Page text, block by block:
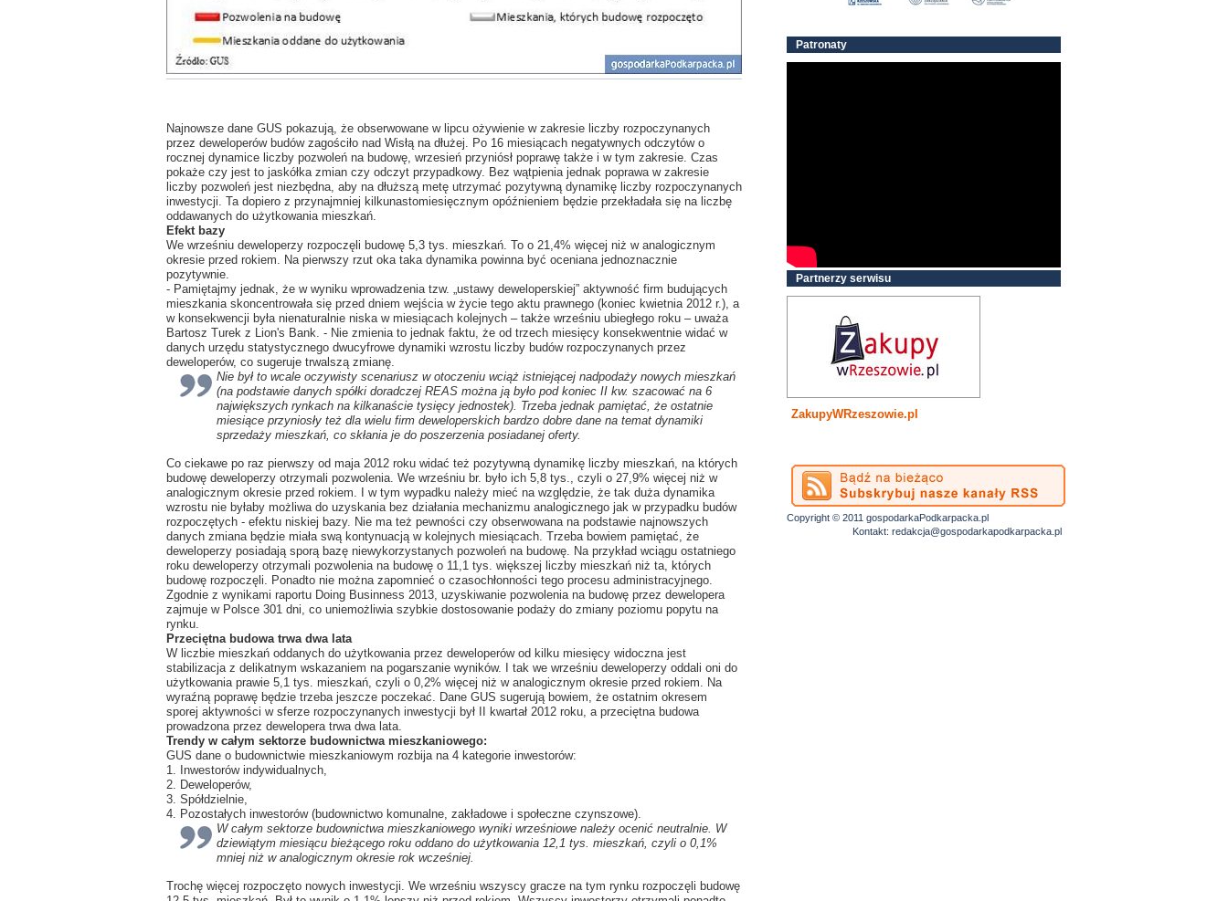
Najnowsze dane GUS pokazują, że obserwowane w lipcu ożywienie w zakresie liczby rozpoczynanych
przez deweloperów budów zagościło nad Wisłą na dłużej. Po 16 miesiącach negatywnych odczytów o
rocznej dynamice liczby pozwoleń na budowę, wrzesień przyniósł poprawę także i w tym zakresie. Czas
pokaże czy jest to jaskółka zmian czy odczyt przypadkowy. Bez wątpienia jednak poprawa w zakresie
liczby pozwoleń jest niezbędna, aby na dłuższą metę utrzymać pozytywną dynamikę liczby rozpoczynanych
inwestycji. Ta dopiero z przynajmniej kilkunastomiesięcznym opóźnieniem będzie przekładała się na liczbę
oddawanych do użytkowania mieszkań.
Efekt bazy
We wrześniu deweloperzy rozpoczęli budowę 5,3 tys. mieszkań. To o 21,4% więcej niż w analogicznym
okresie przed rokiem. Na pierwszy rzut oka taka dynamika powinna być oceniana jednoznacznie
pozytywnie.
- Pamiętajmy jednak, że w wyniku wprowadzenia tzw. „ustawy deweloperskiej” aktywność firm budujących
mieszkania skoncentrowała się przed dniem wejścia w życie tego aktu prawnego (koniec kwietnia 2012 r.), a
w konsekwencji była nienaturalnie niska w miesiącach kolejnych – także wrześniu ubiegłego roku – uważa
Bartosz Turek z Lion's Bank. - Nie zmienia to jednak faktu, że od trzech miesięcy konsekwentnie widać w
danych urzędu statystycznego dwucyfrowe dynamiki wzrostu liczby budów rozpoczynanych przez
deweloperów, co sugeruje trwalszą zmianę.
Nie był to wcale oczywisty scenariusz w otoczeniu wciąż istniejącej nadpodaży nowych mieszkań
(na podstawie danych spółki doradczej REAS można ją było pod koniec II kw. szacować na 6
największych rynkach na kilkanaście tysięcy jednostek). Trzeba jednak pamiętać, że ostatnie
miesiące przyniosły też dla wielu firm deweloperskich bardzo dobre dane na temat dynamiki
sprzedaży mieszkań, co skłania je do poszerzenia posiadanej oferty.
Co ciekawe po raz pierwszy od maja 2012 roku widać też pozytywną dynamikę liczby mieszkań, na których
budowę deweloperzy otrzymali pozwolenia. We wrześniu br. było ich 5,8 tys., czyli o 27,9% więcej niż w
analogicznym okresie przed rokiem. I w tym wypadku należy mieć na względzie, że tak duża dynamika
wzrostu nie byłaby możliwa do uzyskania bez działania mechanizmu analogicznego jak w przypadku budów
rozpoczętych - efektu niskiej bazy. Nie ma też pewności czy obserwowana na podstawie najnowszych
danych zmiana będzie miała swą kontynuacją w kolejnych miesiącach. Trzeba bowiem pamiętać, że
deweloperzy posiadają sporą bazę niewykorzystanych pozwoleń na budowę. Na przykład wciągu ostatniego
roku deweloperzy otrzymali pozwolenia na budowę o 11,1 tys. większej liczby mieszkań niż ta, których
budowę rozpoczęli. Ponadto nie można zapomnieć o czasochłonności tego procesu administracyjnego.
Zgodnie z wynikami raportu Doing Businness 2013, uzyskiwanie pozwolenia na budowę przez dewelopera
zajmuje w Polsce 301 dni, co uniemożliwia szybkie dostosowanie podaży do zmiany poziomu popytu na
rynku.
Przeciętna budowa trwa dwa lata
W liczbie mieszkań oddanych do użytkowania przez deweloperów od kilku miesięcy widoczna jest
stabilizacja z delikatnym wskazaniem na pogarszanie wyników. I tak we wrześniu deweloperzy oddali oni do
użytkowania prawie 5,1 tys. mieszkań, czyli o 0,2% więcej niż w analogicznym okresie przed rokiem. Na
wyraźną poprawę będzie trzeba jeszcze poczekać. Dane GUS sugerują bowiem, że ostatnim okresem
sporej aktywności w sferze rozpoczynanych inwestycji był II kwartał 2012 roku, a przeciętna budowa
prowadzona przez dewelopera trwa dwa lata.
Trendy w całym sektorze budownictwa mieszkaniowego:
GUS dane o budownictwie mieszkaniowym rozbija na 4 kategorie inwestorów:
1. Inwestorów indywidualnych,
2. Deweloperów,
3. Spółdzielnie,
4. Pozostałych inwestorów (budownictwo komunalne, zakładowe i społeczne czynszowe).
W całym sektorze budownictwa mieszkaniowego wyniki wrześniowe należy ocenić neutralnie. W
dziewiątym miesiącu bieżącego roku oddano do użytkowania 12,1 tys. mieszkań, czyli o 0,1%
mniej niż w analogicznym okresie rok wcześniej.
Trochę więcej rozpoczęto nowych inwestycji. We wrześniu wszyscy gracze na tym rynku rozpoczęli budowę
Patronaty
Partnerzy serwisu
ZakupyWRzeszowie.pl
Copyright © 2011 gospodarkaPodkarpacka.pl
Kontakt: redakcja@gospodarkapodkarpacka.pl